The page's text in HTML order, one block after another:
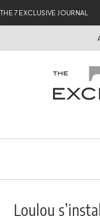
THE 7 EXCLUSIVE JOURNAL
Loulou